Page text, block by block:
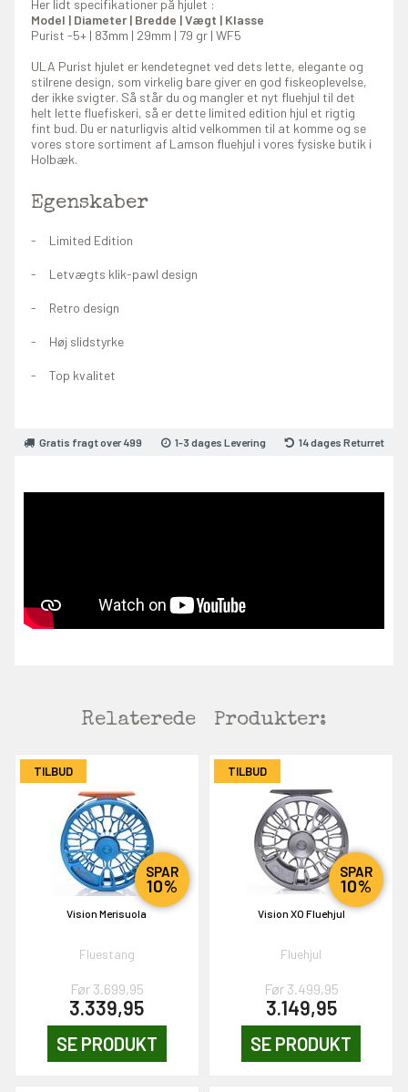
Her lidt specifikationer på hjulet :
Model | Diameter | Bredde | Vægt | Klasse
Purist -5+ | 83mm | 29mm | 79 gr | WF5
ULA Purist hjulet er kendetegnet ved dets lette, elegante og
stilrene design, som virkelig bare giver en god fiskeoplevelse,
der ikke svigter. Så står du og mangler et nyt fluehjul til det
helt lette fluefiskeri, så er dette limited edition hjul et rigtig
fint bud. Du er naturligvis altid velkommen til at komme og se
vores store sortiment af Lamson fluehjul i vores fysiske butik i
Holbæk.
Egenskaber
Limited Edition
Letvægts klik-pawl design
Retro design
Høj slidstyrke
Top kvalitet
Gratis fragt over 499 1-3 dages Levering 14 dages Returret
Relaterede Produkter:
TILBUD
SPAR
10%
Vision Merisuola
Fluestang
Før 3.699,95
3.339,95
SE PRODUKT
TILBUD
SPAR
10%
Vision XO Fluehjul
Fluehjul
Før 3.499,95
3.149,95
SE PRODUKT